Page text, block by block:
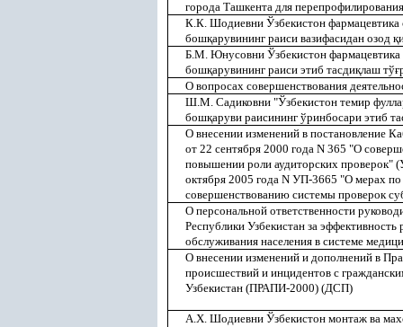
города Ташкента для перепрофилирования
К.К. Шодиевни Ўзбекистон фармацевтика
бошқарувининг раиси вазифасидан озод қ
Б.М. Юнусовни Ўзбекистон фармацевтика
бошқарувининг раиси этиб тасдиқлаш тўғ
О вопросах совершенствования
Ш.М. Садиковни "Ўзбекистон темир
бошқаруви раисининг ўринбосари этиб
О внесении изменений в постановление
от 22 сентября 2000 года N 365 "О
повышении роли аудиторских проверок"
октября 2005 года N УП-3665 "О мерах
совершенствованию системы проверок
О персональной ответственности
Республики Узбекистан за
обслуживания населения в системе
О внесении изменений и дополнений в
происшествий и инцидентов с
Узбекистан (ПРАПИ-2000) (ДСП)
А.Х. Шодиевни Ўзбекистон монтаж ва